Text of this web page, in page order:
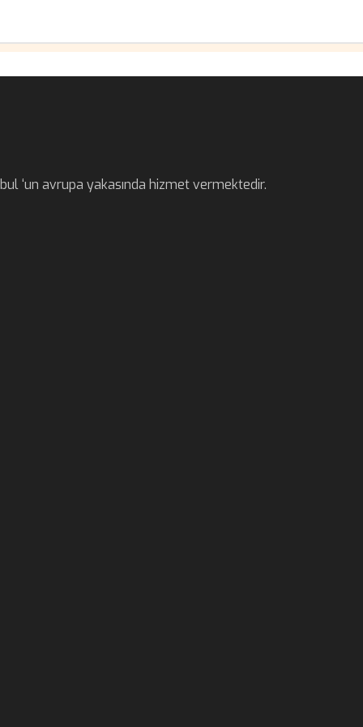
‘un avrupa yakasında hizmet vermektedir.